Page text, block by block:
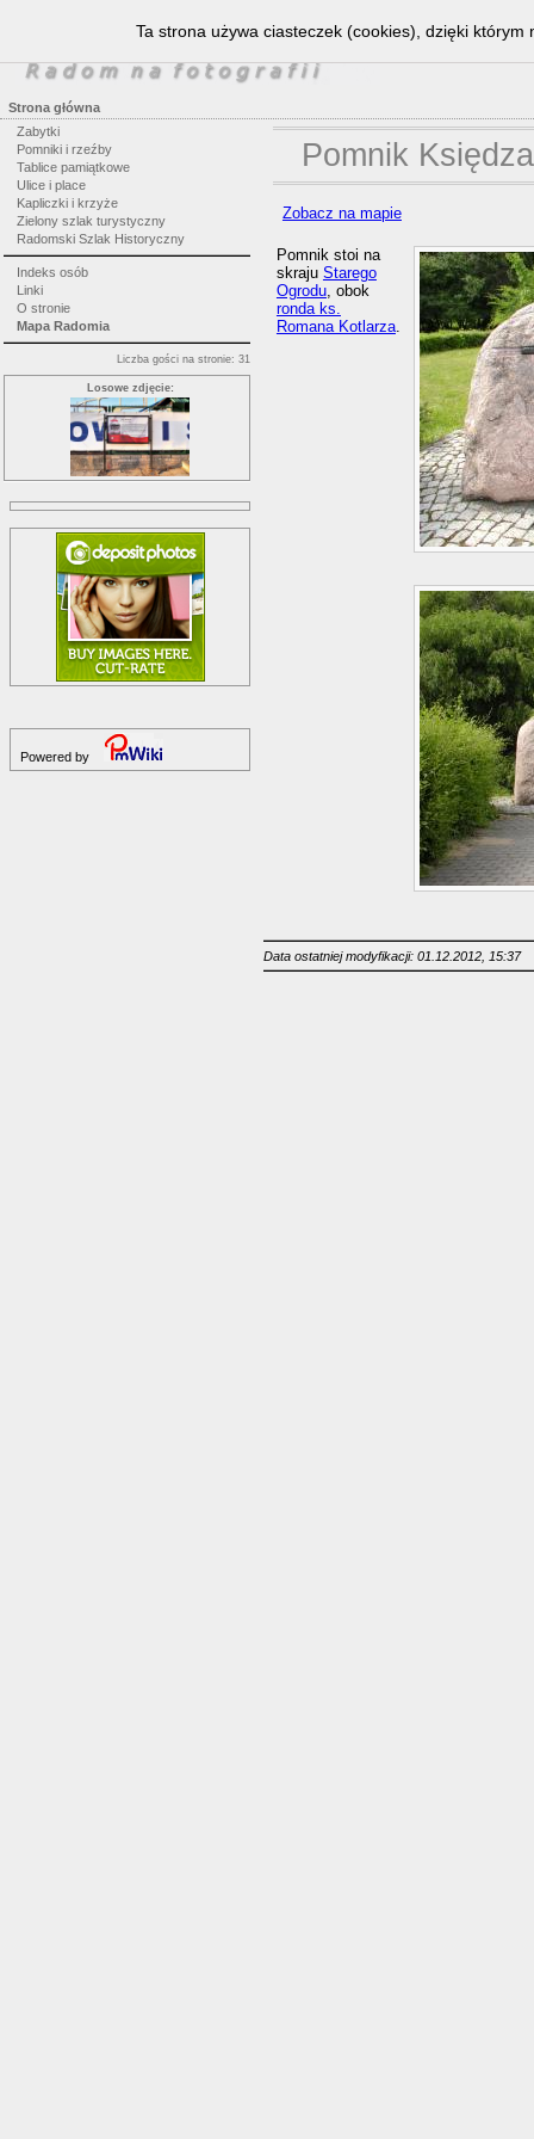
Strona główna
Zabytki
Pomniki i rzeźby
Tablice pamiątkowe
Ulice i place
Kapliczki i krzyże
Zielony szlak turystyczny
Radomski Szlak Historyczny
Indeks osób
Linki
O stronie
Mapa Radomia
Liczba gości na stronie: 31
Losowe zdjęcie:
Powered by
Pomnik
Zobacz na mapie
Pomnik stoi na
skraju Starego
Ogrodu, obok
ronda ks.
Romana Kotlarza.
Data ostatniej modyfikacji: 01.12.2012, 15:37
Ta strona używa ciasteczek (cookies), dzięki którym